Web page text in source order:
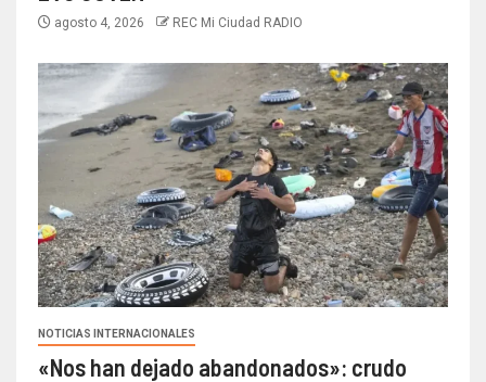
agosto 4, 2026 REC Mi Ciudad RADIO
NOTICIAS INTERNACIONALES
«Nos han dejado abandonados»: crudo